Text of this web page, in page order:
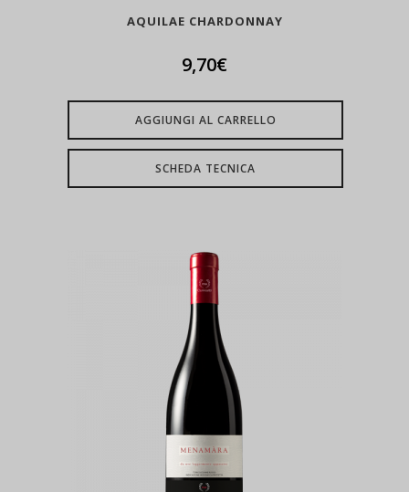
AQUILAE CHARDONNAY
9,70€
AGGIUNGI AL CARRELLO
SCHEDA TECNICA